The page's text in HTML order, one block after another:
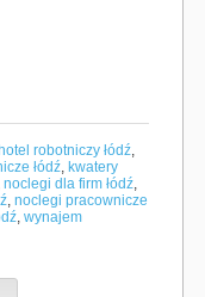
hotel robotniczy łódź,
łódź, kwatery
noclegi dla firm łódź,
, noclegi pracownicze
, wynajem